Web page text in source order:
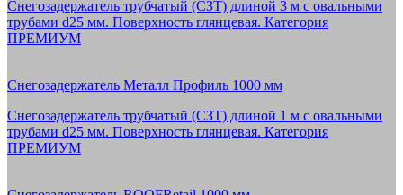
Снегозадержатель трубчатый (СЗТ) длиной 3 м с овальными
трубами d25 мм. Поверхность глянцевая. Категория
ПРЕМИУМ
Снегозадержатель Металл Профиль 1000 мм
Снегозадержатель трубчатый (СЗТ) длиной 1 м с овальными
трубами d25 мм. Поверхность глянцевая. Категория
ПРЕМИУМ